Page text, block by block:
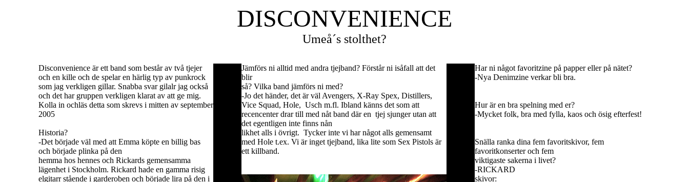
DISCONVENIENCE
Umeå´s stolthet?
Disconvenience är ett band som består av två tjejer
och en kille och de spelar en härlig typ av punkrock
som jag verkligen gillar. Snabba svar gilalr jag också
och det har gruppen verkligen klarat av att ge mig.
Kolla in ochläs detta som skrevs i mitten av september
2005
Historia?
-Det började väl med att Emma köpte en billig bas
och började plinka på den
hemma hos hennes och Rickards gemensamma
lägenhet i Stockholm. Rickard hade en gamma risig
elgitarr stående i garderoben och började lira på den i
Jämförs ni alltid med andra tjejband? Förstår ni isåfall att det
blir
så? Vilka band jämförs ni med?
-Jo det händer, det är väl Avengers, X-Ray Spex, Distillers,
Vice Squad, Hole, Usch m.fl. Ibland känns det som att
recencenter drar till med nåt band där en tjej sjunger utan att
det egentligen inte finns nån
likhet alls i övrigt. Tycker inte vi har något alls gemensamt
med Hole t.ex. Vi är inget tjejband, lika lite som Sex Pistols är
ett killband.
Har ni något favoritzine på papper eller på nätet?
-Nya Denimzine verkar bli bra.
Hur är en bra spelning med er?
-Mycket folk, bra med fylla, kaos och ösig efterfest!
Snälla ranka dina fem favoritskivor, fem
favoritkonserter och fem
viktigaste sakerna i livet?
-RICKARD
skivor: